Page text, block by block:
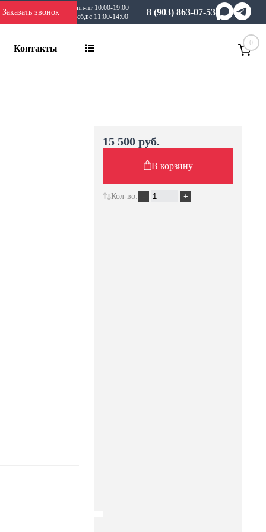
Заказать звонок
пн-пт 10:00-19:00
сб,вс 11:00-14:00
8 (903) 863-07-53
Контакты
0
15 500 руб.
В корзину
Кол-во: